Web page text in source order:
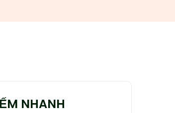
NHANH